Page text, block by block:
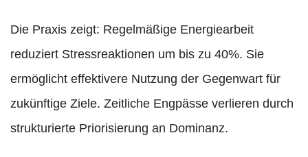
Die Praxis zeigt: Regelmäßige Energiearbeit
reduziert Stressreaktionen um bis zu 40%. Sie
ermöglicht effektivere Nutzung der Gegenwart für
zukünftige Ziele. Zeitliche Engpässe verlieren durch
strukturierte Priorisierung an Dominanz.